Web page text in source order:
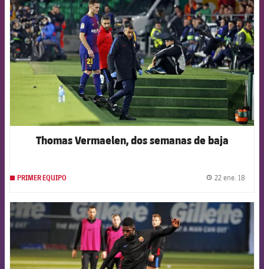
Thomas Vermaelen, dos semanas de baja
PRIMER EQUIPO 22 ene. 18
FCB Barcelona badge